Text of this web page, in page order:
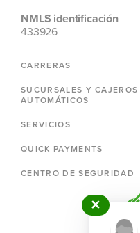
NMLS identificación
433926
CARRERAS
SUCURSALES Y CAJEROS
AUTOMÁTICOS
SERVICIOS
QUICK PAYMENTS
CENTRO DE SEGURIDAD
✕